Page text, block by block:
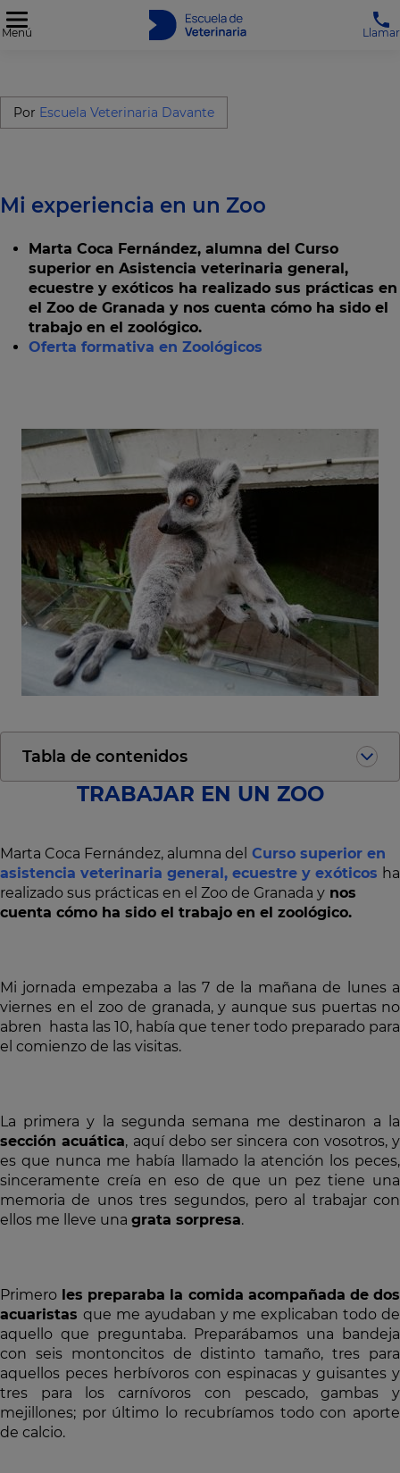
Menú Llamar
Por Escuela Veterinaria Davante
Mi experiencia en un Zoo
Marta Coca Fernández, alumna del Curso
superior en Asistencia veterinaria general,
ecuestre y exóticos ha realizado sus prácticas en
el Zoo de Granada y nos cuenta cómo ha sido el
trabajo en el zoológico.
Oferta formativa en Zoológicos
Tabla de contenidos
TRABAJAR EN UN ZOO
Marta Coca Fernández, alumna del Curso superior en
asistencia veterinaria general, ecuestre y exóticos ha
realizado sus prácticas en el Zoo de Granada y nos
cuenta cómo ha sido el trabajo en el zoológico.
Mi jornada empezaba a las 7 de la mañana de lunes a
viernes en el zoo de granada, y aunque sus puertas no
abren hasta las 10, había que tener todo preparado para
el comienzo de las visitas.
La primera y la segunda semana me destinaron a la
sección acuática, aquí debo ser sincera con vosotros, y
es que nunca me había llamado la atención los peces,
sinceramente creía en eso de que un pez tiene una
memoria de unos tres segundos, pero al trabajar con
ellos me lleve una grata sorpresa.
Primero les preparaba la comida acompañada de dos
acuaristas que me ayudaban y me explicaban todo de
aquello que preguntaba. Preparábamos una bandeja
con seis montoncitos de distinto tamaño, tres para
aquellos peces herbívoros con espinacas y guisantes y
tres para los carnívoros con pescado, gambas y
mejillones; por último lo recubríamos todo con aporte
de calcio.